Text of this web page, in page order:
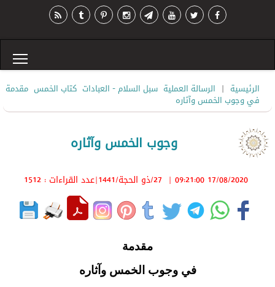
الرئيسية | الرسالة العملية سبل السلام - العبادات كتاب الخمس مقدمة
في وجوب الخمس وآثاره
وجوب الخمس وآثاره
17/08/2020 09:21:00
| 27/ذو الحجة/1441 |عدد القراءات : 1512
مقدمة
في وجوب الخمس وآثاره